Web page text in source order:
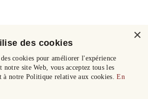
×
des cookies
cookies pour améliorer l'expérience
site Web, vous acceptez tous les
à notre Politique relative aux cookies.En